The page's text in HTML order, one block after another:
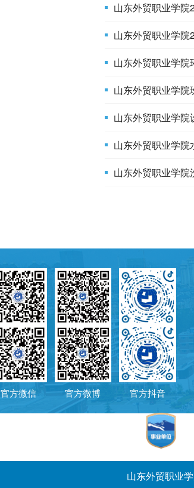
山东外贸职业学院
山东外贸职业学
山东外贸职业学
山东外贸职业学
山东外贸职业学
山东外贸职业学
山东外贸职业学院
官方微信 官方微博 官方抖音
山东外贸职业